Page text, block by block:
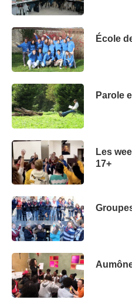
École
Parole
Les
17+